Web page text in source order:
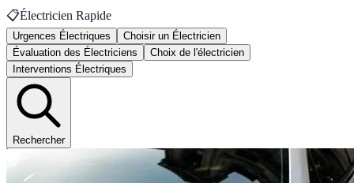
📋Électricien Rapide
Urgences Électriques
Choisir un Électricien
Évaluation des Électriciens
Choix de l'électricien
Interventions Électriques
Rechercher